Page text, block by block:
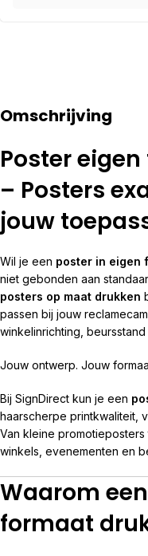
Omschrijving
Poster
– Posters
jouw
Wil je een poster in eigen
niet gebonden aan
posters op maat drukken
passen bij jouw
winkelinrichting,
Jouw ontwerp. Jouw
Bij SignDirect kun je een
haarscherpe printkwaliteit,
Van kleine
winkels, evenementen en
Waarom
formaat